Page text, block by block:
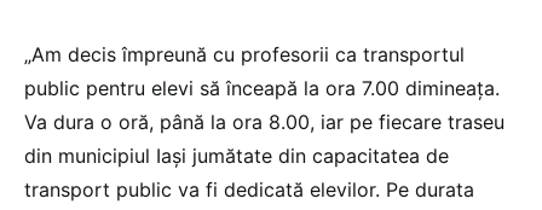
„Am decis împreună cu profesorii ca transportul
public pentru elevi să înceapă la ora 7.00 dimineața.
Va dura o oră, până la ora 8.00, iar pe fiecare traseu
din municipiul Iași jumătate din capacitatea de
transport public va fi dedicată elevilor. Pe durata